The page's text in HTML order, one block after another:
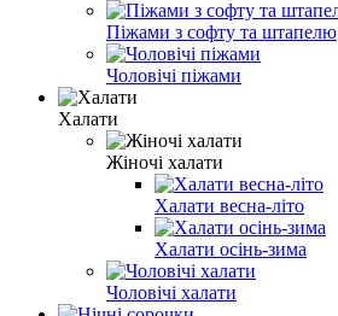
Піжами з софту та штапелю
Чоловічі піжами
Халати
Жіночі халати
Халати весна-літо
Халати осінь-зима
Чоловічі халати